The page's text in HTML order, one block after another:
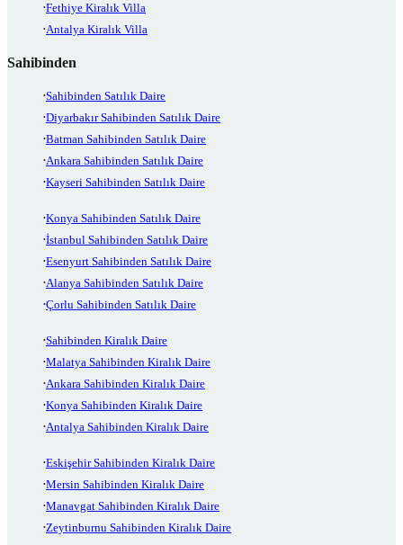
Fethiye Kiralık Villa
Antalya Kiralık Villa
Sahibinden
Sahibinden Satılık Daire
Diyarbakır Sahibinden Satılık Daire
Batman Sahibinden Satılık Daire
Ankara Sahibinden Satılık Daire
Kayseri Sahibinden Satılık Daire
Konya Sahibinden Satılık Daire
İstanbul Sahibinden Satılık Daire
Esenyurt Sahibinden Satılık Daire
Alanya Sahibinden Satılık Daire
Çorlu Sahibinden Satılık Daire
Sahibinden Kiralık Daire
Malatya Sahibinden Kiralık Daire
Ankara Sahibinden Kiralık Daire
Konya Sahibinden Kiralık Daire
Antalya Sahibinden Kiralık Daire
Eskişehir Sahibinden Kiralık Daire
Mersin Sahibinden Kiralık Daire
Manavgat Sahibinden Kiralık Daire
Zeytinburnu Sahibinden Kiralık Daire